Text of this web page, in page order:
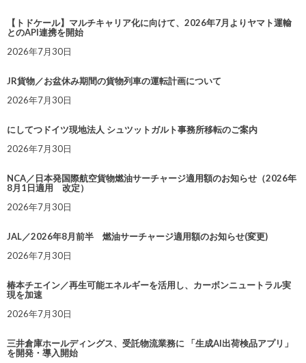
【トドケール】マルチキャリア化に向けて、2026年7月よりヤマト運輸
とのAPI連携を開始
2026年7月30日
JR貨物／お盆休み期間の貨物列車の運転計画について
2026年7月30日
にしてつドイツ現地法人 シュツットガルト事務所移転のご案内
2026年7月30日
NCA／日本発国際航空貨物燃油サーチャージ適用額のお知らせ（2026年
8月1日適用 改定）
2026年7月30日
JAL／2026年8月前半 燃油サーチャージ適用額のお知らせ(変更)
2026年7月30日
椿本チエイン／再生可能エネルギーを活用し、カーボンニュートラル実
現を加速
2026年7月30日
三井倉庫ホールディングス、受託物流業務に 「生成AI出荷検品アプリ」
を開発・導入開始